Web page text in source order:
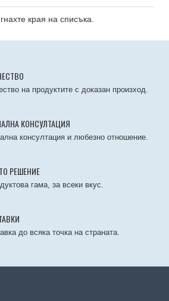
края на списъка.
на продуктите с доказан произход.
КОНСУЛТАЦИЯ
консултация и любезно отношение.
РЕШЕНИЕ
гама, за всеки вкус.
до всяка точка на страната.